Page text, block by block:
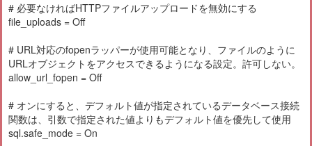
# 必要なければHTTPファイルアップロードを無効にする
file_uploads = Off
# URL対応のfopenラッパーが使用可能となり、ファイルのように
URLオブジェクトをアクセスできるようになる設定。許可しない。
allow_url_fopen = Off
# オンにすると、デフォルト値が指定されているデータベース接続
関数は、引数で指定された値よりもデフォルト値を優先して使用
sql.safe_mode = On